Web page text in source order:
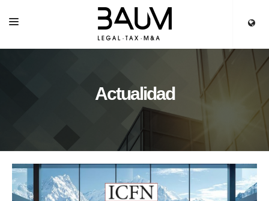
ACTUALIDAD
Actualidad